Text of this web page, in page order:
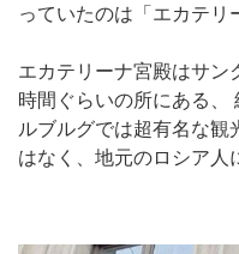
っていたのは「エカテリ
エカテリーナ宮殿はサン
時間ぐらいの所にある、
ルブルグでは超有名な観
はなく、地元のロシア人